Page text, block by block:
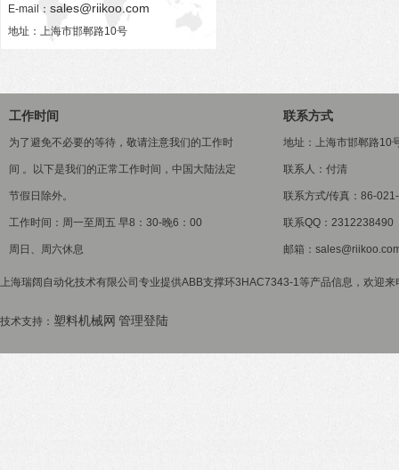
E-mail： sales@riikoo.com
地址：上海市邯郸路10号
工作时间
为了避免不必要的等待，敬请注意我们的工作时
间 。以下是我们的正常工作时间，中国大陆法定
节假日除外。
工作时间：周一至周五 早8：30-晚6：00
周日、周六休息
联系方式
地址：上海市邯郸路10
联系人：付清
联系方式/传真：86-
联系QQ：2312238490
邮箱：
上海瑞阔自动化技术有限公司专业提供ABB支撑环3HAC7343-1等产品信息，欢迎
技术支持： 塑料机械网 管理登陆